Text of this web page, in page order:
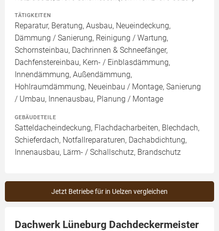
TÄTIGKEITEN
Reparatur, Beratung, Ausbau, Neueindeckung,
Dämmung / Sanierung, Reinigung / Wartung,
Schornsteinbau, Dachrinnen & Schneefänger,
Dachfenstereinbau, Kern- / Einblasdämmung,
Innendämmung, Außendämmung,
Hohlraumdämmung, Neueinbau / Montage, Sanierung
/ Umbau, Innenausbau, Planung / Montage
GEBÄUDETEILE
Satteldacheindeckung, Flachdacharbeiten, Blechdach,
Schieferdach, Notfallreparaturen, Dachabdichtung,
Innenausbau, Lärm- / Schallschutz, Brandschutz
Jetzt Betriebe für in Uelzen vergleichen
Dachwerk Lüneburg Dachdeckermeister